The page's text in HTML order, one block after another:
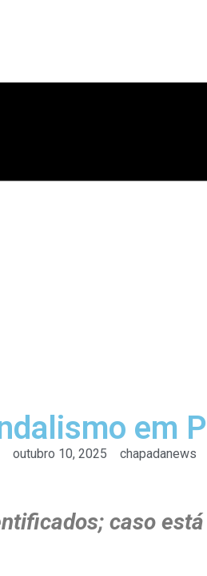
em
outubro 10, 2025 chapadanews
caso